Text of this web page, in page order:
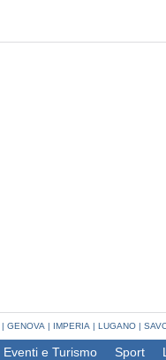
| GENOVA | IMPERIA | LUGANO |
Eventi e Turismo Sport